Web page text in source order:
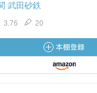
武田砂鉄
3.76 20